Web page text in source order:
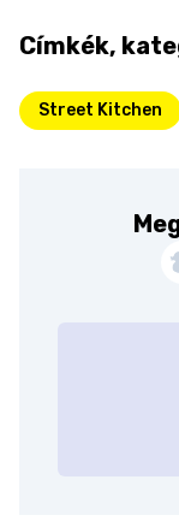
Címkék,
Street Kitchen